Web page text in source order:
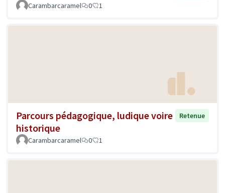
Carambarcaramel
0 1
Parcours pédagogique, ludique voire
historique
Retenue
Carambarcaramel 0 1